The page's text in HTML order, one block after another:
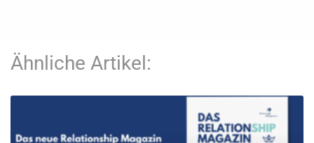
Ähnliche Artikel: